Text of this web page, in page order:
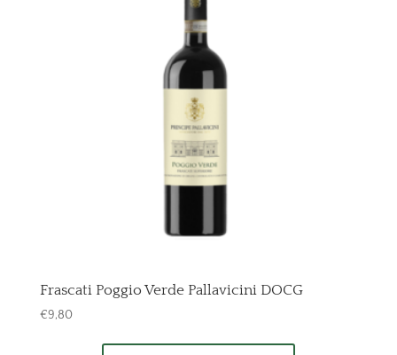
Frascati Poggio Verde Pallavicini DOCG
€9,80